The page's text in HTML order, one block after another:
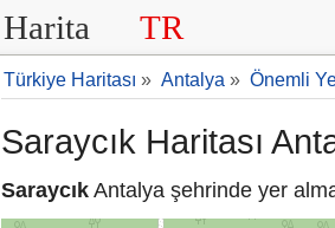
Harita TR
Türkiye Haritası » Antalya » Önemli
Saraycık Haritası
Saraycık Antalya şehrinde yer